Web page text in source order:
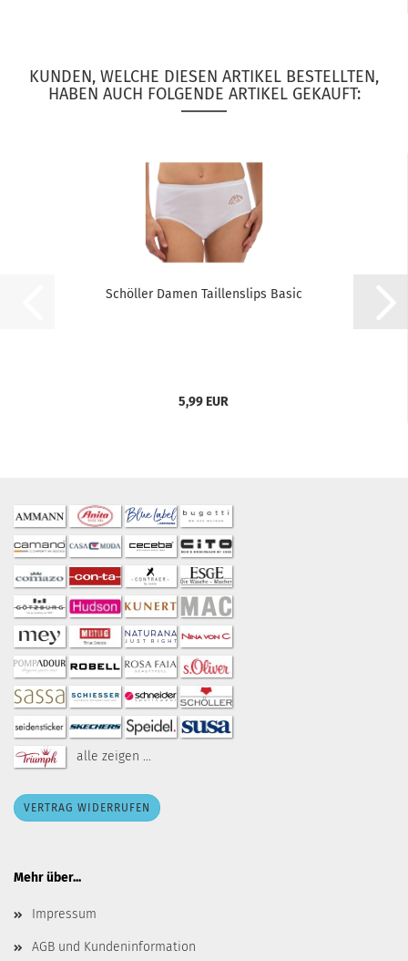
KUNDEN, WELCHE DIESEN ARTIKEL BESTELLTEN,
HABEN AUCH FOLGENDE ARTIKEL GEKAUFT:
Schöller Damen Taillenslips Basic
5,99 EUR
alle zeigen ...
VERTRAG WIDERRUFEN
Mehr über...
Impressum
AGB und Kundeninformation